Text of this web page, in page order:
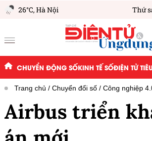
26°C,Hà Nội Thứ
CHUYỂN ĐỘNG SỐKINH TẾ SỐĐIỆN TỬ
Trang chủ Chuyển đổi số Công nghiệp
Airbus triển